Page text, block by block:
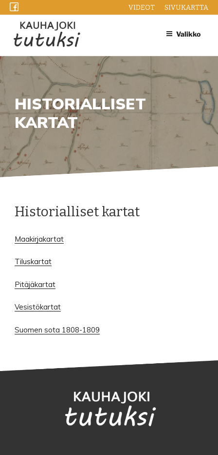
Siirry
sisältöön
VIDEOT SIVUKARTTA
Valikko
HISTORIALLISET
KARTAT
Historialliset kartat
Maakirjakartat
Tiluskartat
Pitäjäkartat
Vesistökartat
Suomen sota 1808-1809